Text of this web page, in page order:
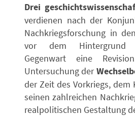
Drei
verdienen nach der
Nachkriegsforschung in
vor dem Hintergrund
Gegenwart eine
Untersuchung der
der Zeit des Vorkriegs,
seinen zahlreichen
realpolitischen Gestaltung